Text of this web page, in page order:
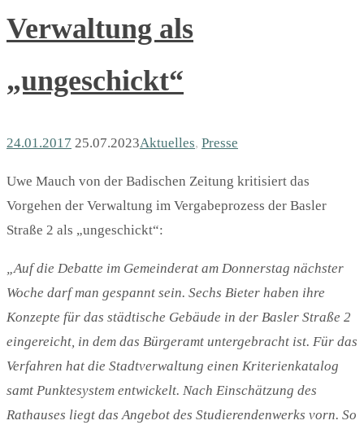
Verwaltung als
„ungeschickt“
24.01.2017 25.07.2023Aktuelles, Presse
Uwe Mauch von der Badischen Zeitung kritisiert das
Vorgehen der Verwaltung im Vergabeprozess der Basler
Straße 2 als „ungeschickt“:
„Auf die Debatte im Gemeinderat am Donnerstag nächster
Woche darf man gespannt sein. Sechs Bieter haben ihre
Konzepte für das städtische Gebäude in der Basler Straße 2
eingereicht, in dem das Bürgeramt untergebracht ist. Für das
Verfahren hat die Stadtverwaltung einen Kriterienkatalog
samt Punktesystem entwickelt. Nach Einschätzung des
Rathauses liegt das Angebot des Studierendenwerks vorn. So